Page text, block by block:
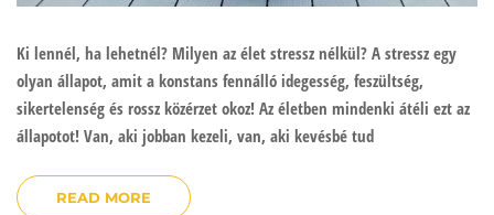
Ki lennél, ha lehetnél? Milyen az élet stressz nélkül? A stressz egy
olyan állapot, amit a konstans fennálló idegesség, feszültség,
sikertelenség és rossz közérzet okoz! Az életben mindenki átéli ezt az
állapotot! Van, aki jobban kezeli, van, aki kevésbé tud
READ MORE